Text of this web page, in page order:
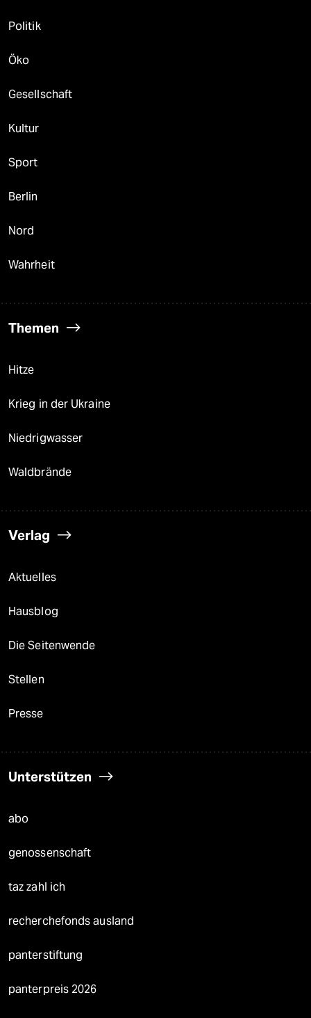
Politik
Öko
Gesellschaft
Kultur
Sport
Berlin
Nord
Wahrheit
Themen
Hitze
Krieg in der Ukraine
Niedrigwasser
Waldbrände
Verlag
Aktuelles
Hausblog
Die Seitenwende
Stellen
Presse
Unterstützen
abo
genossenschaft
taz zahl ich
recherchefonds ausland
panterstiftung
panterpreis 2026